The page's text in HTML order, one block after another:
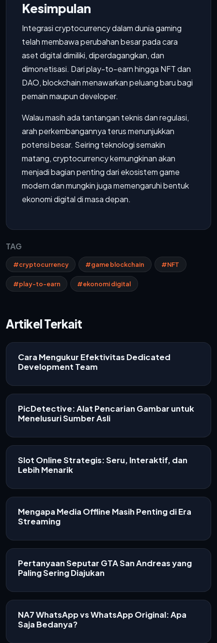
Kesimpulan
Integrasi cryptocurrency dalam dunia gaming
telah membawa perubahan besar pada cara
aset digital dimiliki, diperdagangkan, dan
dimonetisasi. Dari play-to-earn hingga NFT dan
DAO, blockchain menawarkan peluang baru bagi
pemain maupun developer.
Walau masih ada tantangan teknis dan regulasi,
arah perkembangannya terus menunjukkan
potensi besar. Seiring teknologi semakin
matang, cryptocurrency kemungkinan akan
menjadi bagian penting dari ekosistem game
modern dan mungkin juga memengaruhi bentuk
ekonomi digital di masa depan.
TAG
#cryptocurrency #game blockchain #NFT
#play-to-earn #ekonomi digital
Artikel Terkait
Cara Mengukur Efektivitas Dedicated
Development Team
PicDetective: Alat Pencarian Gambar untuk
Menelusuri Sumber Asli
Slot Online Strategis: Seru, Interaktif, dan
Lebih Menarik
Mengapa Media Offline Masih Penting di Era
Streaming
Pertanyaan Seputar GTA San Andreas yang
Paling Sering Diajukan
NA7 WhatsApp vs WhatsApp Original: Apa
Saja Bedanya?